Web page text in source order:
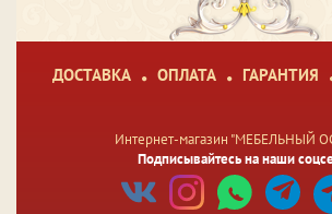
ДОСТАВКА ОПЛАТА ГАРАНТИЯ
Интернет-магазин "МЕБЕЛЬНЫЙ
Подписывайтесь на наши